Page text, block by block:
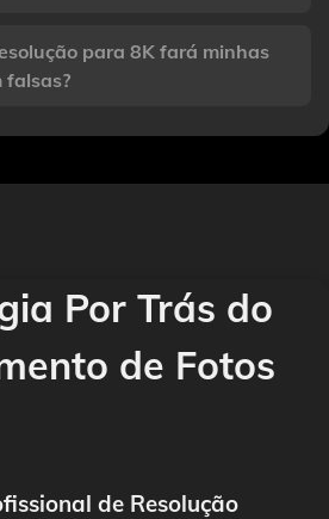
para 8K fará minhas
falsas?
Por Trás do
de Fotos
de Resolução